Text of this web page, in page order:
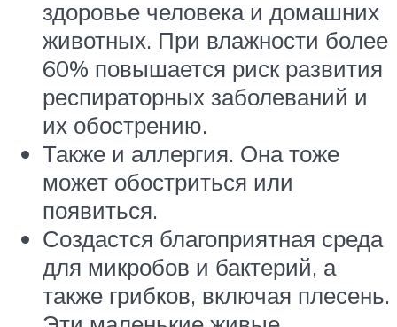
здоровье человека и домашних
животных. При влажности более
60% повышается риск развития
респираторных заболеваний и
их обострению.
Также и аллергия. Она тоже
может обостриться или
появиться.
Создастся благоприятная среда
для микробов и бактерий, а
также грибков, включая плесень.